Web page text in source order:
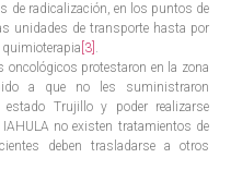
de radicalización, en los puntos de
unidades de transporte hasta por
[3] .
oncológicos protestaron en la zona
a que no les suministraron
Trujillo y poder realizarse
no existen tratamientos de
deben trasladarse a otros